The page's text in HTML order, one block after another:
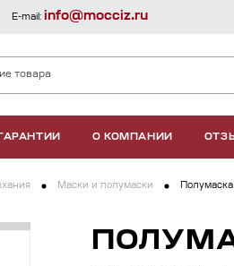
ГАРАНТИИ О КОМПАНИИ
E-mail: info@mocciz.ru
Маски и полумаски